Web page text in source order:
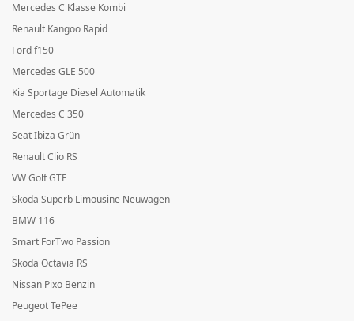
Mercedes C Klasse Kombi
Renault Kangoo Rapid
Ford f150
Mercedes GLE 500
Kia Sportage Diesel Automatik
Mercedes C 350
Seat Ibiza Grün
Renault Clio RS
VW Golf GTE
Skoda Superb Limousine Neuwagen
BMW 116
Smart ForTwo Passion
Skoda Octavia RS
Nissan Pixo Benzin
Peugeot TePee